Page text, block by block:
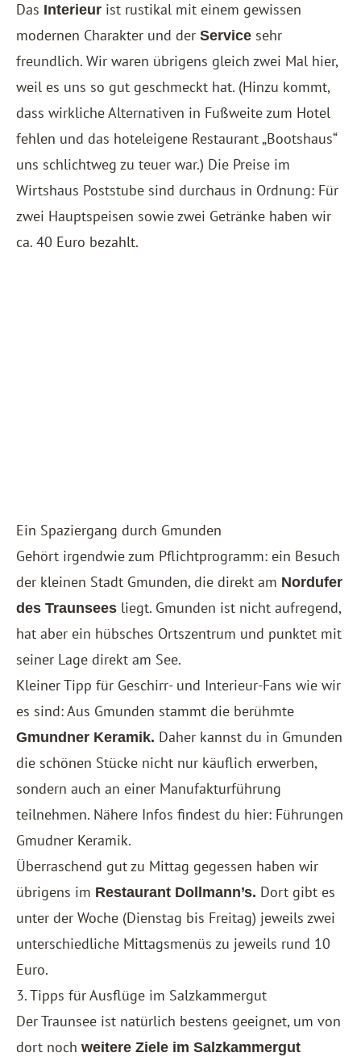
Das Interieur ist rustikal mit einem gewissen
modernen Charakter und der Service sehr
freundlich. Wir waren übrigens gleich zwei Mal hier,
weil es uns so gut geschmeckt hat. (Hinzu kommt,
dass wirkliche Alternativen in Fußweite zum Hotel
fehlen und das hoteleigene Restaurant „Bootshaus“
uns schlichtweg zu teuer war.) Die Preise im
Wirtshaus Poststube sind durchaus in Ordnung: Für
zwei Hauptspeisen sowie zwei Getränke haben wir
ca. 40 Euro bezahlt.
Ein Spaziergang durch Gmunden
Gehört irgendwie zum Pflichtprogramm: ein Besuch
der kleinen Stadt Gmunden, die direkt am Nordufer
des Traunsees liegt. Gmunden ist nicht aufregend,
hat aber ein hübsches Ortszentrum und punktet mit
seiner Lage direkt am See.
Kleiner Tipp für Geschirr- und Interieur-Fans wie wir
es sind: Aus Gmunden stammt die berühmte
Gmundner Keramik. Daher kannst du in Gmunden
die schönen Stücke nicht nur käuflich erwerben,
sondern auch an einer Manufakturführung
teilnehmen. Nähere Infos findest du hier: Führungen
Gmudner Keramik.
Überraschend gut zu Mittag gegessen haben wir
übrigens im Restaurant Dollmann’s. Dort gibt es
unter der Woche (Dienstag bis Freitag) jeweils zwei
unterschiedliche Mittagsmenüs zu jeweils rund 10
Euro.
3. Tipps für Ausflüge im Salzkammergut
Der Traunsee ist natürlich bestens geeignet, um von
dort noch weitere Ziele im Salzkammergut